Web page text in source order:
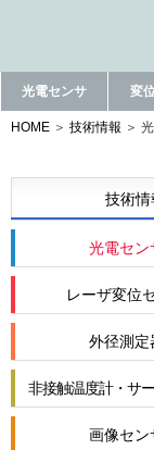
光電センサ 変
HOME 技術情報
技術情
光電セン
レーザ変位
外径測定
非接触温度計・サ
画像セン